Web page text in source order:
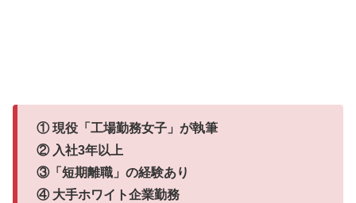
① 現役「工場勤務女子」が執筆
② 入社3年以上
③「短期離職」の経験あり
④ 大手ホワイト企業勤務